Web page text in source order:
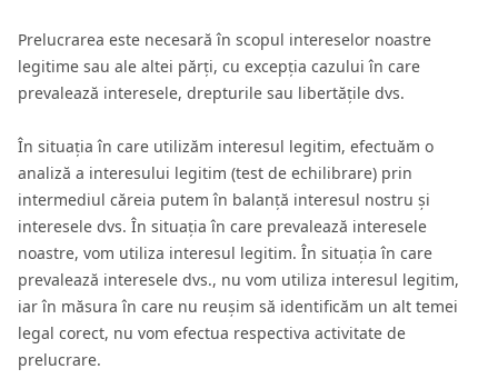
Prelucrarea este necesară în scopul intereselor noastre
legitime sau ale altei părți, cu excepția cazului în care
prevalează interesele, drepturile sau libertățile dvs.
În situația în care utilizăm interesul legitim, efectuăm o
analiză a interesului legitim (test de echilibrare) prin
intermediul căreia putem în balanță interesul nostru și
interesele dvs. În situația în care prevalează interesele
noastre, vom utiliza interesul legitim. În situația în care
prevalează interesele dvs., nu vom utiliza interesul legitim,
iar în măsura în care nu reușim să identificăm un alt temei
legal corect, nu vom efectua respectiva activitate de
prelucrare.